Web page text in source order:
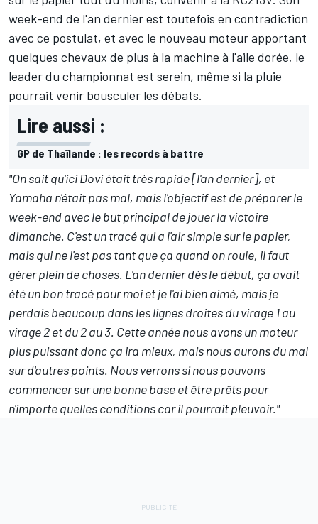
week-end de l'an dernier est toutefois en contradiction
avec ce postulat, et avec le nouveau moteur apportant
quelques chevaux de plus à la machine à l'aile dorée, le
leader du championnat est serein, même si la pluie
pourrait venir bousculer les débats.
Lire aussi :
GP de Thaïlande : les records à battre
"On sait qu'ici Dovi était très rapide [l'an dernier], et
Yamaha n'était pas mal, mais l'objectif est de préparer le
week-end avec le but principal de jouer la victoire
dimanche. C'est un tracé qui a l'air simple sur le papier,
mais qui ne l'est pas tant que ça quand on roule, il faut
gérer plein de choses. L'an dernier dès le début, ça avait
été un bon tracé pour moi et je l'ai bien aimé, mais je
perdais beaucoup dans les lignes droites du virage 1 au
virage 2 et du 2 au 3. Cette année nous avons un moteur
plus puissant donc ça ira mieux, mais nous aurons du mal
sur d'autres points. Nous verrons si nous pouvons
commencer sur une bonne base et être prêts pour
n'importe quelles conditions car il pourrait pleuvoir."